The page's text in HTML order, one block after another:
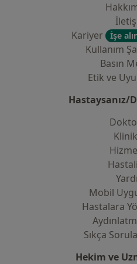
Kariyer
İşe
Kullanım
Basın
Etik ve
Hastaysanız/
Mobil
Hastalara
Sıkça
Hekim ve